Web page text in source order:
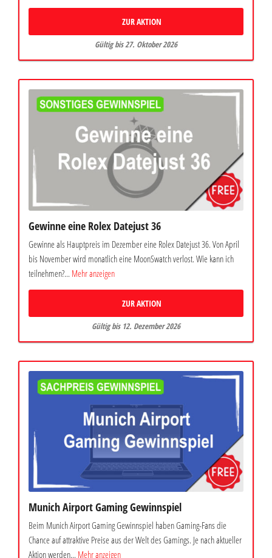
ZUR AKTION
Gültig bis 27. Oktober 2026
Gewinne eine Rolex Datejust 36
Gewinne als Hauptpreis im Dezember eine Rolex Datejust 36. Von April
bis November wird monatlich eine MoonSwatch verlost. Wie kann ich
teilnehmen?... Mehr anzeigen
ZUR AKTION
Gültig bis 12. Dezember 2026
Munich Airport Gaming Gewinnspiel
Beim Munich Airport Gaming Gewinnspiel haben Gaming-Fans die
Chance auf attraktive Preise aus der Welt des Gamings. Je nach aktueller
Aktion werden... Mehr anzeigen